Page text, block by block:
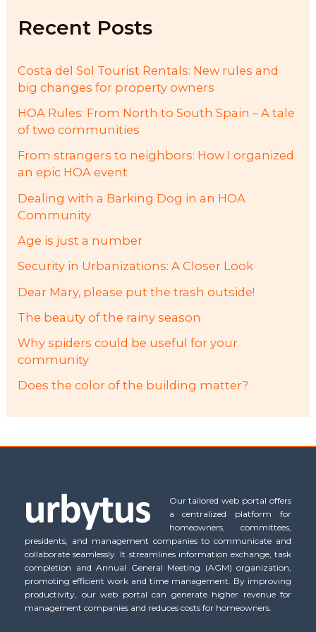
o
Recent Posts
Costa del Sol Tourist Rentals: New rules and
big changes for property owners
HOA Rules: From North to South Spain – A tale
of two communities
From strangers to neighbors: How I organized
an epic HOA event
Dealing with a Barking Dog in an HOA
Community
Age is just a number
Security in Urbanizations: A Closer Look
Dear Mary, please put the trash outside!
The beauty of the rainy season
Why spiders could be useful for your
community
Does the color of the building matter?
Our tailored web portal offers
a centralized platform for
homeowners, committees,
presidents, and management companies to communicate and
collaborate seamlessly. It streamlines information exchange, task
completion and Annual General Meeting (AGM) organization,
promoting efficient work and time management. By improving
productivity, our web portal can generate higher revenue for
management companies and reduces costs for homeowners.